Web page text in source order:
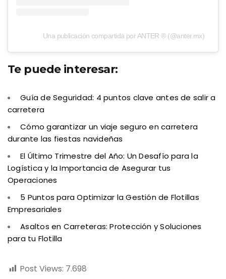
Una publicación compartida por ANTER ® (@anter.mx)
Te puede interesar:
Guía de Seguridad: 4 puntos clave antes de salir a
carretera
Cómo garantizar un viaje seguro en carretera
durante las fiestas navideñas
El Último Trimestre del Año: Un Desafío para la
Logística y la Importancia de Asegurar tus
Operaciones
5 Puntos para Optimizar la Gestión de Flotillas
Empresariales
Asaltos en Carreteras: Protección y Soluciones
para tu Flotilla
Post Views: 7.698